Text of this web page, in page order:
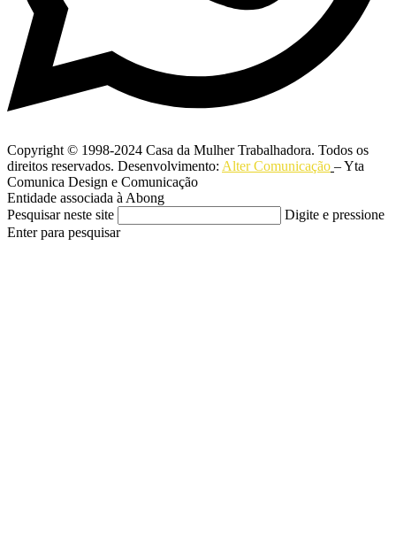
Copyright © 1998-2024 Casa da Mulher Trabalhadora. Todos os
direitos reservados. Desenvolvimento: Alter Comunicação – Yta
Comunica Design e Comunicação
Entidade associada à Abong
Pesquisar neste site
Digite e pressione
Enter para pesquisar